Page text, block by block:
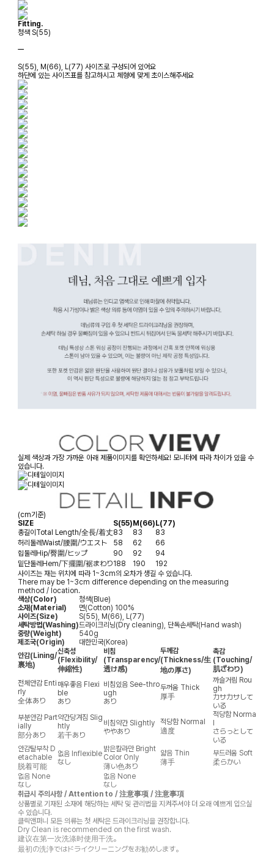
Fitting.
청색 S(55)
ㅡ
S(55), M(66), L(77) 사이즈로 구성되어 있어요
하단에 있는 사이즈표를 참고하시고 체형에 맞게 초이스해주세요
실제 색상과 가장 가까운 아래 제품이미지를 확인하세요! 모니터에 따라 차이가 있을 수
있습니다.
(cm기준)
SIZE
S(55) M(66) L(77)
총길이 Total Length/全長/着丈83 83
83
허리둘레 Waist/腰圍/ウエスト 58 62
66
힙둘레 Hip/臀圍/ヒップ 90 92
94
밑단둘레 Hem/下擺圍/裾まわり188 190
192
사이즈는 재는 위치에 따라 1~3cm의 오차가 생길 수 있습니다.
There may be 1~3cm difference depending on the measuring
method / location.
색상(Color)
청색(Blue)
소재(Material)
면(Cotton) 100%
사이즈(Size)
S(55), M(66), L(77)
세탁방법(Washing)드라이크리닝(Dry cleaning), 단독손세탁(Hand wash)
중량(Weight)
540g
제조국(Origin)
대한민국(Korea)
안감(Lining/
裏地)
신축성
(Flexibility/
伸縮性)
비침
(Transparency/
透け感)
두께감
(Thickness/生
地の厚さ)
촉감
(Touching/
肌ざわり)
전체안감 Enti
rly
全体あり
매우좋음 Flexi
ble
あり
비침있음 See-thro
ugh
あり
두꺼움 Thick
厚手
까슬거림 Rou
gh
カサカサして
いる
부분안감 Part
ially
部分あり
약간당겨짐 Slig
htly
若干あり
비침약간 Slightly
ややあり
적당함 Normal
適度
적당함 Norma
さらっとして
いる
안감탈부착 D
etachable
脱着可能
없음 Inflexible
なし
밝은칼라만 Bright
Color Only
薄い色あり
얇음 Thin
薄手
부드러움 Soft
柔らかい
없음 None
なし
없음 None
なし
취급시 주의사항 / Attention to / 注意事项 / 注意事項
상품별로 기재된 소재에 해당하는 세탁 및 관리법을 지켜주셔야 더 오래 예쁘게 입으실
수 있습니다.
클릭앤퍼니 모든 의류는 첫 세탁은 드라이크리닝을 권장합니다.
Dry Clean is recommended on the first wash.
建议在第一次洗涤时使用干洗。
最初の洗浄ではドライクリーニングをお勧めします。